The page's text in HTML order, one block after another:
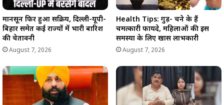
मानसून फिर हुआ सक्रिय, दिल्ली-यूपी-
बिहार समेत कई राज्यों में भारी बारिश
की चेतावनी
August 7, 2026
Health Tips: गुड़- चने के हैं
चमत्कारी फायदे, महिलाओं की इस
समस्या के लिए खास लाभकारी
August 7, 2026